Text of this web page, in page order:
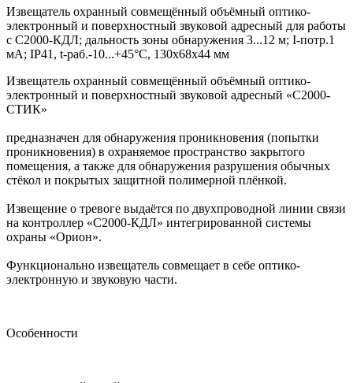
Извещатель охранный совмещённый объёмный оптико-
электронный и поверхностный звуковой адресный для работы
с С2000-КДЛ; дальность зоны обнаружения 3...12 м; I-потр.1
мА; IP41, t-раб.-10...+45°С, 130х68х44 мм
Извещатель охранный совмещённый объёмный оптико-
электронный и поверхностный звуковой адресный «С2000-
СТИК»
предназначен для обнаружения проникновения (попытки
проникновения) в охраняемое пространство закрытого
помещения, а также для обнаружения разрушения обычных
стёкол и покрытых защитной полимерной плёнкой.
Извещение о тревоге выдаётся по двухпроводной линии связи
на контроллер «С2000-КДЛ» интегрированной системы
охраны «Орион».
Функционально извещатель совмещает в себе оптико-
электронную и звуковую части.
Особенности